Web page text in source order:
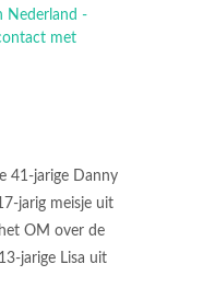
41-jarige Danny
jarig meisje uit
OM over de
jarige Lisa uit